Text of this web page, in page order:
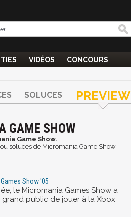
VIDÉOS CONCOURS
SOLUCES PREVIEW
GAME SHOW
Game Show.
soluces de Micromania Game Show
Show '05
le Micromania Games Show a
grand public de jouer à la Xbox